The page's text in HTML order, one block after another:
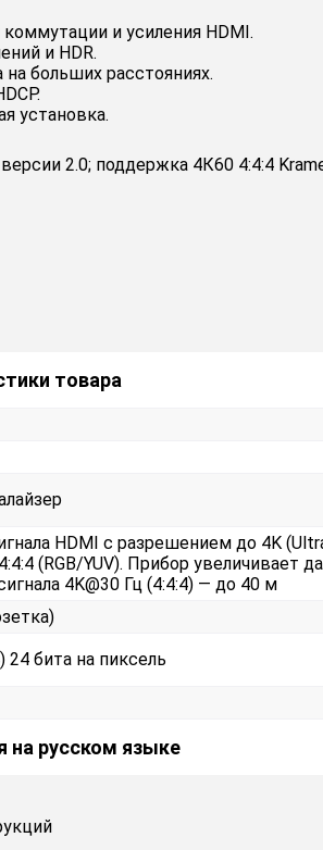
и усиления HDMI.
и HDR.
больших расстояниях.
установка.
2.0; поддержка 4К60 4:4:4
товара
HDMI c разрешением до 4K
(RGB/YUV). Прибор увеличивает
4K@30 Гц (4:4:4) — до 40 м
24 бита на пиксель
на русском языке